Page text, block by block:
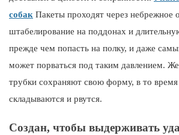
собак Пакеты проходят через небрежное
штабелирование на поддонах и
прежде чем попасть на полку, и даже
может порваться под таким давлением.
трубки сохраняют свою форму, в то время
складываются и рвутся.
Создан, чтобы выдерживать